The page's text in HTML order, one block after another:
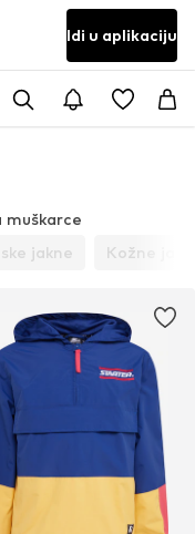
Idi u aplikaciju
jakne Kožne